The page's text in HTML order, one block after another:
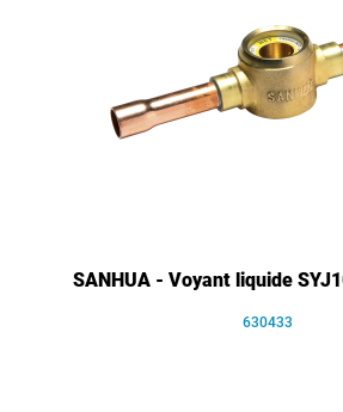
SANHUA - Voyant liquide
630433